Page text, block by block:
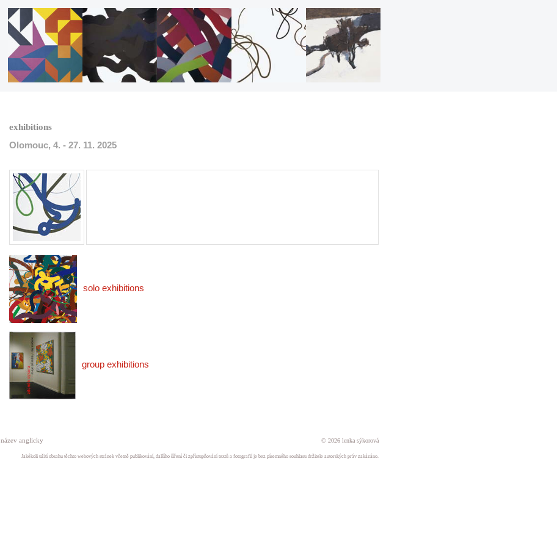
exhibitions
Olomouc, 4. - 27. 11. 2025
solo exhibitions
group exhibitions
© 2026 lenka sýkorová
název anglicky
Jakékoli užití obsahu těchto webových stránek včetně publikování, dalšího šíření či zpřístupňování textů a fotografií je bez písemného souhlasu držitele autorských práv zakázáno.